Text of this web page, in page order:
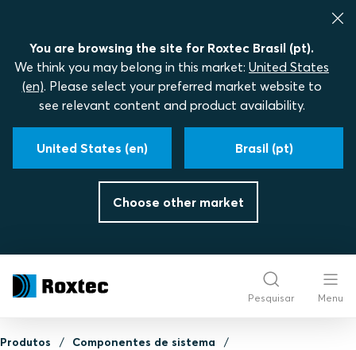
You are browsing the site for Roxtec Brasil (pt).
We think you may belong in this market: United States
(en). Please select your preferred market website to
see relevant content and product availability.
United States (en) Brasil (pt)
Choose other market
Pesquisar Menu
Produtos
Componentes de sistema